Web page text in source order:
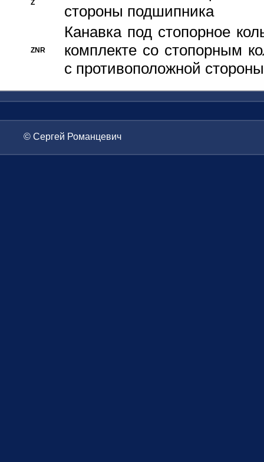
Z
стороны подшипника
ZNR
Канавка под стопорное
комплекте со стопорным
с противоположной стороны
© Сергей Романцевич